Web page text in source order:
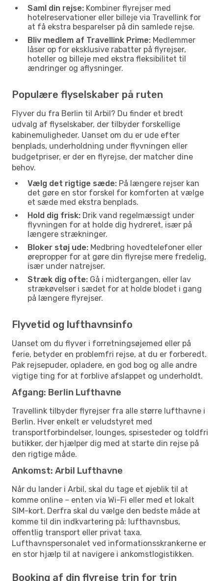
Saml din rejse: Kombiner flyrejser med
hotelreservationer eller billeje via Travellink for
at få ekstra besparelser på din samlede rejse.
Bliv medlem af Travellink Prime: Medlemmer
låser op for eksklusive rabatter på flyrejser,
hoteller og billeje med ekstra fleksibilitet til
ændringer og aflysninger.
Populære flyselskaber på ruten
Flyver du fra Berlin til Arbil? Du finder et bredt
udvalg af flyselskaber, der tilbyder forskellige
kabinemuligheder. Uanset om du er ude efter
benplads, underholdning under flyvningen eller
budgetpriser, er der en flyrejse, der matcher dine
behov.
Vælg det rigtige sæde: På længere rejser kan
det gøre en stor forskel for komforten at vælge
et sæde med ekstra benplads.
Hold dig frisk: Drik vand regelmæssigt under
flyvningen for at holde dig hydreret, især på
længere strækninger.
Bloker støj ude: Medbring hovedtelefoner eller
ørepropper for at gøre din flyrejse mere fredelig,
især under natrejser.
Stræk dig ofte: Gå i midtergangen, eller lav
strækøvelser i sædet for at holde blodet i gang
på længere flyrejser.
Flyvetid og lufthavnsinfo
Uanset om du flyver i forretningsøjemed eller på
ferie, betyder en problemfri rejse, at du er forberedt.
Pak rejsepuder, opladere, en god bog og alle andre
vigtige ting for at forblive afslappet og underholdt.
Afgang: Berlin Lufthavne
Travellink tilbyder flyrejser fra alle større lufthavne i
Berlin. Hver enkelt er veludstyret med
transportforbindelser, lounges, spisesteder og toldfri
butikker, der hjælper dig med at starte din rejse på
den rigtige måde.
Ankomst: Arbil Lufthavne
Når du lander i Arbil, skal du tage et øjeblik til at
komme online – enten via Wi-Fi eller med et lokalt
SIM-kort. Derfra skal du vælge den bedste måde at
komme til din indkvartering på: lufthavnsbus,
offentlig transport eller privat taxa.
Lufthavnspersonalet ved informationsskrankerne er
en stor hjælp til at navigere i ankomstlogistikken.
Booking af din flyrejse trin for trin